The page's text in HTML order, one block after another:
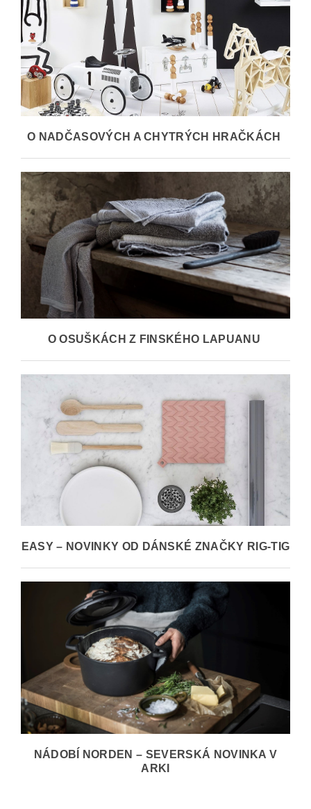
O NADČASOVÝCH A CHYTRÝCH HRAČKÁCH
O OSUŠKÁCH Z FINSKÉHO LAPUANU
EASY – NOVINKY OD DÁNSKÉ ZNAČKY RIG-TIG
NÁDOBÍ NORDEN – SEVERSKÁ NOVINKA V
ARKI